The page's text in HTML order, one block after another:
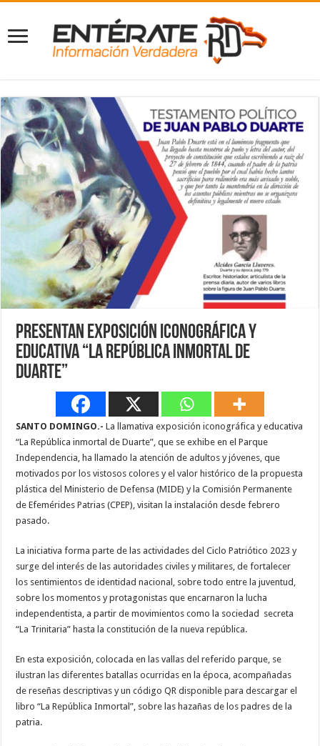
Presentan exposición iconográfica y
educativa “La República inmortal de
Duarte”
SANTO DOMINGO.- La llamativa exposición iconográfica y educativa
“La República inmortal de Duarte”, que se exhibe en el Parque
Independencia, ha llamado la atención de adultos y jóvenes, que
motivados por los vistosos colores y el valor histórico de la propuesta
plástica del Ministerio de Defensa (MIDE) y la Comisión Permanente
de Efemérides Patrias (CPEP), visitan la instalación desde febrero
pasado.
La iniciativa forma parte de las actividades del Ciclo Patriótico 2023 y
surge del interés de las autoridades civiles y militares, de fortalecer
los sentimientos de identidad nacional, sobre todo entre la juventud,
sobre los momentos y protagonistas que encarnaron la lucha
independentista, a partir de movimientos como la sociedad secreta
“La Trinitaria” hasta la constitución de la nueva república.
En esta exposición, colocada en las vallas del referido parque, se
ilustran las diferentes batallas ocurridas en la época, acompañadas
de reseñas descriptivas y un código QR disponible para descargar el
libro “La República Inmortal”, sobre las hazañas de los padres de la
patria.